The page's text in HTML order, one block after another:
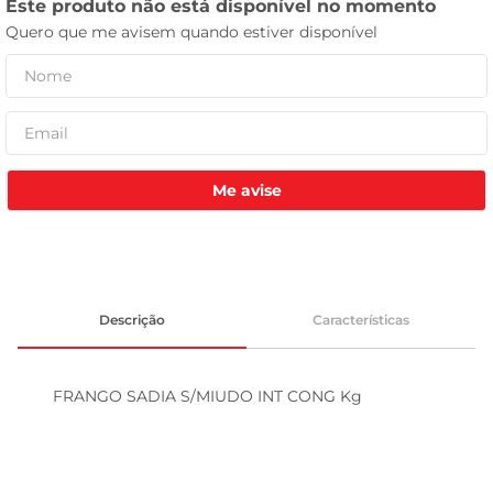
Me avise
Descrição Características
FRANGO SADIA S/MIUDO INT CONG Kg
tv